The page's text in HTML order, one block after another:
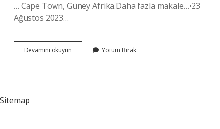
… Cape Town, Güney Afrika.Daha fazla makale…•23
Ağustos 2023…
Devamını okuyun
Yurtdışı
Yorum Bırak
Sitemap